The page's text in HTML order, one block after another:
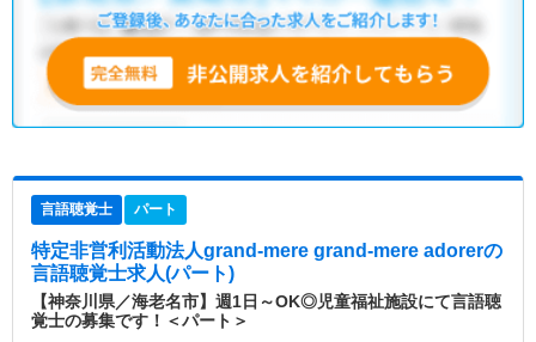
言語聴覚士 パート
特定非営利活動法人grand-mere grand-mere adorerの
言語聴覚士求人(パート)
【神奈川県／海老名市】週1日～OK◎児童福祉施設にて言語聴
覚士の募集です！＜パート＞